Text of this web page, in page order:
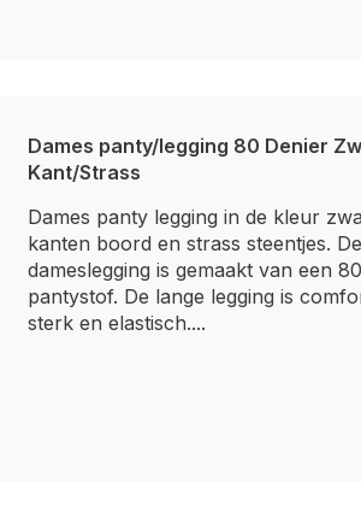
Dames panty/legging 80 Denier
Kant/Strass
Dames panty legging in de kleur
kanten boord en strass steentjes.
dameslegging is gemaakt van een
pantystof. De lange legging is
sterk en elastisch....